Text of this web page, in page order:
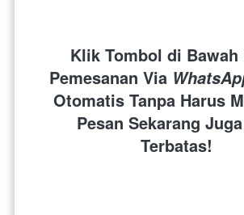
Klik Tombol di Bawah
Pemesanan Via
Otomatis Tanpa Harus
Pesan Sekarang
Terbatas!